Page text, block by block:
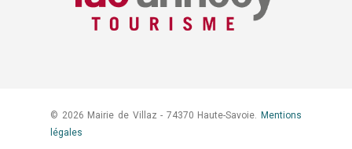
© 2026 Mairie de Villaz - 74370 Haute-Savoie. Mentions
légales